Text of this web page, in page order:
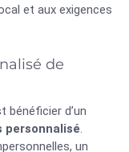
et aux exigences
de
bénéficier d’un
personnalisé.
un